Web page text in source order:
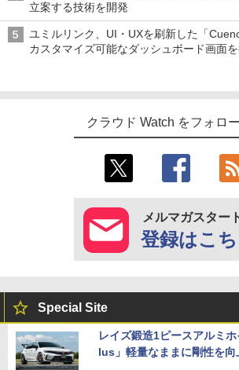
立案する技術を開発
ユミルリンク、UI・UXを刷新した「
カスタマイズ可能なダッシュボード画面
クラウド Watch をフォロ
メルマガスター
登録はこ
Special Site
レイズ鍛造1ピースアルミ
lus」軽量なままに剛性を向